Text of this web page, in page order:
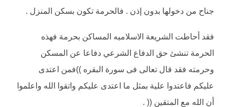
جناح من دخولها بدون إذن . فالحرمة تكون بسكن المنزل .
فقد أحاطت الشريعة الاسلاميه المساكن بحرمة فهذه
الحرمة تنشئ حق الدفاع الشرعي دفاعا عن المسكن
وحرمته فقد قال تعالى فى سورة البقره ))فمن اعتدى
عليكم فاعتدوا علية بمثل ما اعتدى عليكم واتقوا الله واعلموا
أن الله مع المتقين (( .